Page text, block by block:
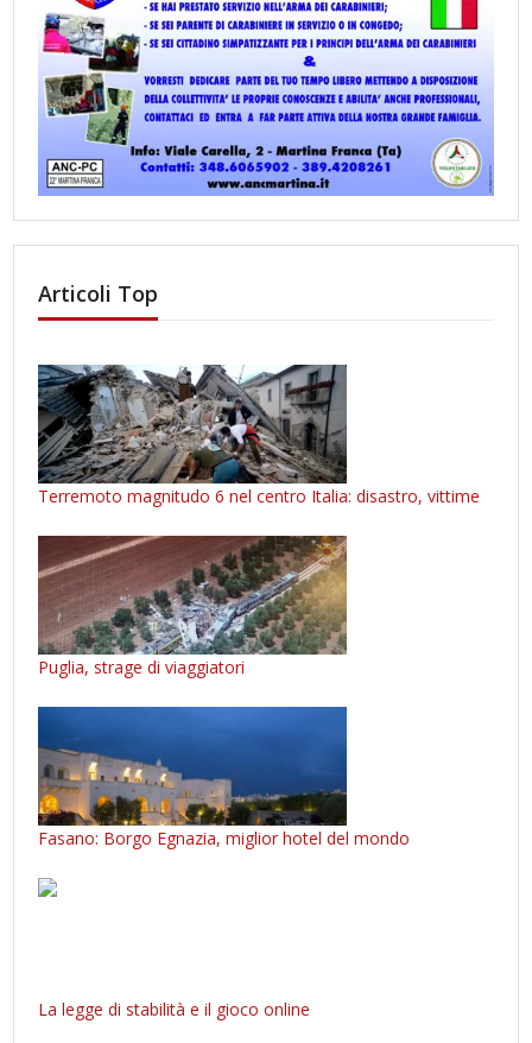
Articoli Top
Terremoto magnitudo 6 nel centro Italia: disastro, vittime
Puglia, strage di viaggiatori
Fasano: Borgo Egnazia, miglior hotel del mondo
La legge di stabilità e il gioco online